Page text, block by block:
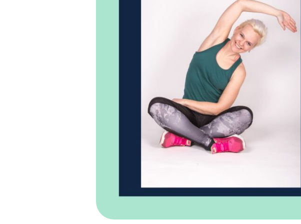
Kde bude Váš zkušební trénink?*
P4 Pankrác/Budějovická
P9 Černý Most
P11 Chodov (metro C) - OD 10.8. 2026
P10 Strašnická
Kralupy nad Vltavou
P2 Jiřího z Poděbrad
Souhlas se zpracováním osobních údajů
ODESLAT